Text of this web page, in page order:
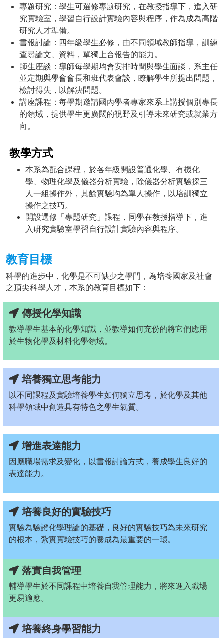
專題研究：學生可選修專題研究，在教授指導下，進入研
究實驗室，學習自行設計實驗內容與程序，作為成為高階
研究人才準備。
書報討論：四年級學生必修，由不同領域教師指導，訓練
查尋論文、資料，單獨上台報告的能力。
師生座談：導師每學期均會安排時間與學生面談，系主任
並定期與學會會長和班代表會談，瞭解學生所提出問題，
檢討得失，以解決問題。
講座課程：每學期邀請國內學者專家來系上講授個別專長
的領域，提供學生更廣闊的視野及引導未來研究或就業方
向。
教學方式
本系為配合課程，於各年級開設普通化學、有機化
學、物理化學及儀器分析實驗，除儀器分析實驗採三
人一組操作外，其餘實驗均為單人操作，以培訓獨立
操作之技巧。
開設選修「專題研究」課程，同學在教授指導下，進
入研究實驗室學習自行設計實驗內容與程序。
教育目標
科學的進步中，化學是不可缺少之學門，為培養國家及社會
之頂尖科學人才，本系的教育目標如下：
傳授化學知識
教導學生基本的化學知識，並教導如何充份的將它們應用
於生物化學及材料化學領域。
培養獨立思考能力
以不同課程及實驗培養學生如何獨立思考，於化學及其他
科學領域中創造具有特色之學生氣質。
增進表達能力
因應職場需求及變化，以書報討論方式，養成學生良好的
表達能力。
培養良好的實驗技巧
實驗為驗證化學理論的基礎，良好的實驗技巧為未來研究
的根本，紮實實驗技巧的養成為最重要的一環。
落實自我管理
輔導學生於不同課程中培養自我管理能力，將來進入職場
更易適應。
培養終身學習能力